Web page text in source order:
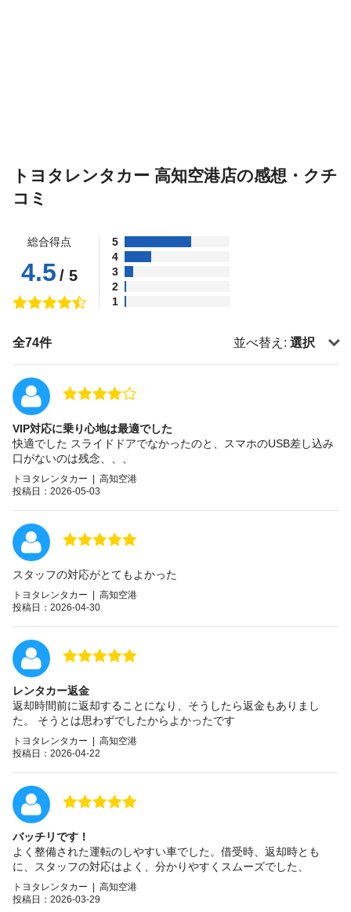
トヨタレンタカー 高知空港店の感想・クチ
コミ
総合得点
4.5 / 5
5
4
3
2
1
全74件 並べ替え: 選択
VIP対応に乗り心地は最適でした
快適でした スライドドアでなかったのと、スマホのUSB差し込み
口がないのは残念、、、
トヨタレンタカー | 高知空港
投稿日：2026-05-03
スタッフの対応がとてもよかった
トヨタレンタカー | 高知空港
投稿日：2026-04-30
レンタカー返金
返却時間前に返却することになり、そうしたら返金もありまし
た。 そうとは思わずでしたからよかったです
トヨタレンタカー | 高知空港
投稿日：2026-04-22
バッチリです！
よく整備された運転のしやすい車でした。借受時、返却時とも
に、スタッフの対応はよく、分かりやすくスムーズでした、
トヨタレンタカー | 高知空港
投稿日：2026-03-29